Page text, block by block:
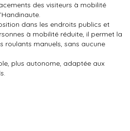
des visiteurs à mobilité
dans les endroits publics et
à mobilité réduite, il permet la
roulants manuels, sans aucune
plus autonome, adaptée aux